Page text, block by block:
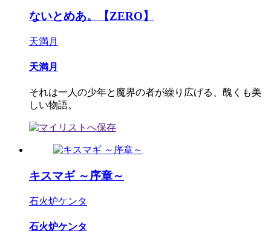
ないとめあ。【ZERO】
天満月
天満月
それは一人の少年と魔界の者が繰り広げる、醜くも美
しい物語。
キスマギ ～序章～
石火炉ケンタ
石火炉ケンタ